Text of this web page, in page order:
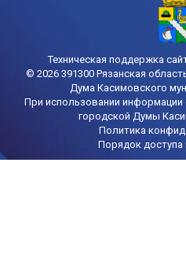
Техническая поддержка
© 2026 391300 Рязанская
Дума Касимовского
При использовании
городской Думы
Политика
Порядок